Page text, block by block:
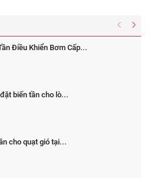
Điều Khiển Bơm Cấp...
biến tần cho lò...
cho quạt gió tại...